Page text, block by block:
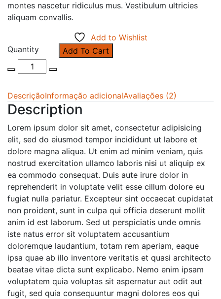
montes nascetur ridiculus mus. Vestibulum ultricies
aliquam convallis.
Add to Wishlist
Quantity
Add To Cart
DescriçãoInformação adicionalAvaliações (2)
Description
Lorem ipsum dolor sit amet, consectetur adipisicing
elit, sed do eiusmod tempor incididunt ut labore et
dolore magna aliqua. Ut enim ad minim veniam, quis
nostrud exercitation ullamco laboris nisi ut aliquip ex
ea commodo consequat. Duis aute irure dolor in
reprehenderit in voluptate velit esse cillum dolore eu
fugiat nulla pariatur. Excepteur sint occaecat cupidatat
non proident, sunt in culpa qui officia deserunt mollit
anim id est laborum. Sed ut perspiciatis unde omnis
iste natus error sit voluptatem accusantium
doloremque laudantium, totam rem aperiam, eaque
ipsa quae ab illo inventore veritatis et quasi architecto
beatae vitae dicta sunt explicabo. Nemo enim ipsam
voluptatem quia voluptas sit aspernatur aut odit aut
fugit, sed quia consequuntur magni dolores eos qui